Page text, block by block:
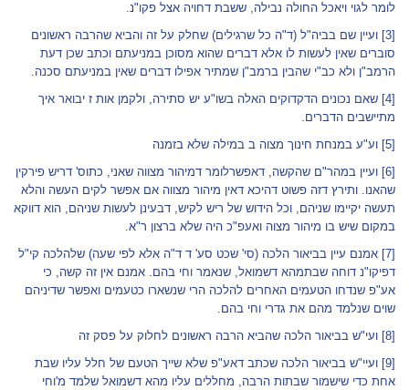
לומר לגוי ויאכל החולה נבילה, ששבת דחויה אצל פקו"נ.
[3]
ועיין שם בביה"ל (ד"ה כל שרגילים) שחלק על זה והביא שהרבה ראשונים
סוברים שאין לעשות לו אלא דברים שהוא מסוכן במניעתם וכתב שכן דעת
הרמב"ן ולא כב"י שהבין ברמב"ן שמתיר אפילו דברים שאין במניעתם סכנה.
[4]
שאם נכונים הדקדוקים האלה בשו"ע יש סתירה, ולקמן אות ז יבואר איך
מתיישבים הדברים.
[5]
וע"ע במנחת חינוך מצוה ב במילה שלא בזמנה
[6]
ועיין במהר"ם שהקשה, דאפשרלומר דמיהור מצווה שאני, כתוס' דריש פירקין
שהאנו. ותירץ דזה פשוט דהיכא דאין מיהור מצווה אם אפשר לקים העשה והלא
תעשה יקיימו שניהם, וכל הידוש של ריש לקיש, דבעינן לעשות שניהם, הוא דווקא
במקום שיש בו מיהור מצוה ואעפ"כ היה שלא ברצון ר"א.
[7]
אמנם עיין בביאור הלכה (סי' שכט סע' ד ד"ה אלא לפי שעה) שלהלכה קי"ל
דפיקו"נ דוחה שבתמהא דשמואל, שנאמר וחי בהם. אמנם אין זה קשה, כי
אע"פ שנדחו הטעמים האחרים להלכה הרי שנשארו כטעמים ואפשר שדיניהם
שוים שנלמד מהם את גדרי וחי בהם.
[8]
ועי"ש בביאור הלכה שהביא הרבה ראשונים לחלוק על פסק זה
[9]
ועיי"ש בביאור הלכה שכתב דאע"פ שלא שייך הטעם של חלל עליו שבת
אחת כדי שישמור שבתות הרבה, מחללים עליו מהא דשמואל שלמד מ'וחי